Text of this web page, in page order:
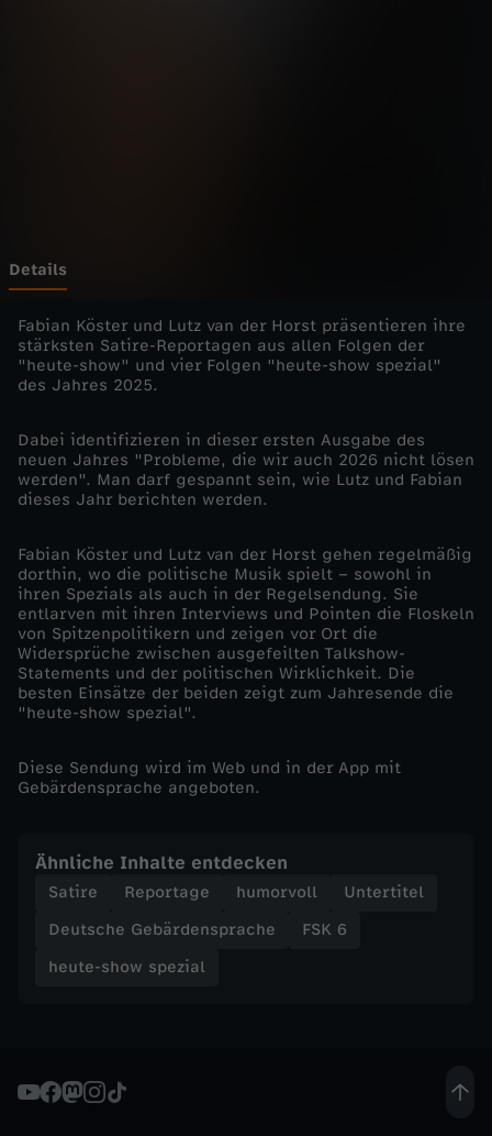
e
z
i
a
l
-
P
r
o
b
l
e
m
e
Details
Fabian Köster und Lutz van der Horst präsentieren ihre
stärksten Satire-Reportagen aus allen Folgen der
"heute-show" und vier Folgen "heute-show spezial"
des Jahres 2025.
Dabei identifizieren in dieser ersten Ausgabe des
neuen Jahres "Probleme, die wir auch 2026 nicht lösen
werden". Man darf gespannt sein, wie Lutz und Fabian
dieses Jahr berichten werden.
Fabian Köster und Lutz van der Horst gehen regelmäßig
dorthin, wo die politische Musik spielt – sowohl in
ihren Spezials als auch in der Regelsendung. Sie
entlarven mit ihren Interviews und Pointen die Floskeln
von Spitzenpolitikern und zeigen vor Ort die
Widersprüche zwischen ausgefeilten Talkshow-
Statements und der politischen Wirklichkeit. Die
besten Einsätze der beiden zeigt zum Jahresende die
"heute-show spezial".
Diese Sendung wird im Web und in der App mit
Gebärdensprache angeboten.
Ähnliche Inhalte entdecken
Satire Reportage humorvoll
Untertitel
Deutsche Gebärdensprache
FSK 6
heute-show spezial